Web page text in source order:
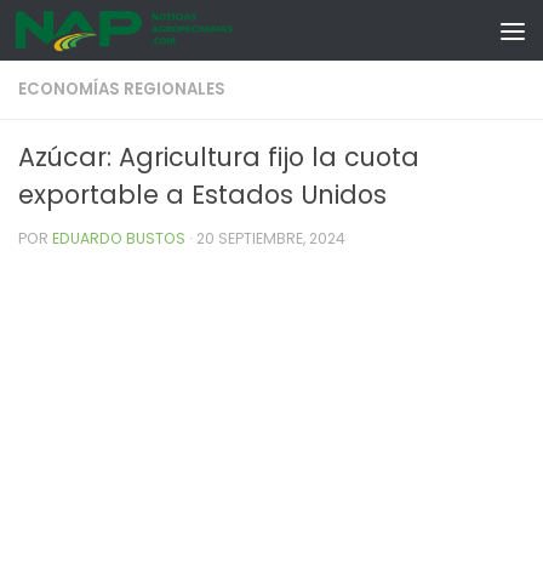
Skip to content
ECONOMÍAS REGIONALES
Azúcar: Agricultura fijo la cuota
exportable a Estados Unidos
POR EDUARDO BUSTOS · 20 SEPTIEMBRE, 2024